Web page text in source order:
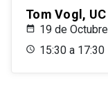
Tom Vogl,
19 de
15:30 a 17:30